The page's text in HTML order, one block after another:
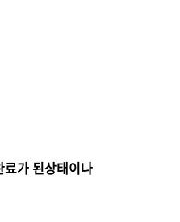
가 된상태이나